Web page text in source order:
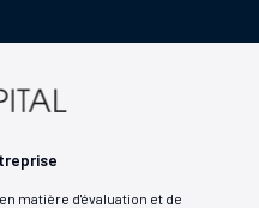
matière d'évaluation et de